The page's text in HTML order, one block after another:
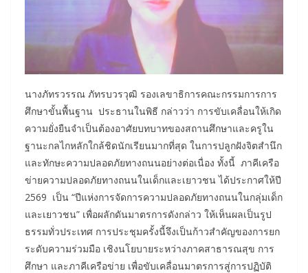
นางภัทรวรรณ ภัทรบวรวุฒิ รองเลขาธิการคณะกรรมการการ
ศึกษาขั้นพื้นฐาน ประธานในพิธี กล่าวว่า การขับเคลื่อนให้เกิด
ความยั่งยืนจำเป็นต้องอาศัยบทบาทของสถานศึกษาและครูใน
ฐานะกลไกหลักใกล้ชิดนักเรียนมากที่สุด ในการปลูกฝังจิตสำนึก
และทักษะความปลอดภัยทางถนนอย่างต่อเนื่อง ทั้งนี้ ภาคีเครือ
ข่ายความปลอดภัยทางถนนในเด็กและเยาวชน ได้ประกาศให้ปี
2569 เป็น “ปีแห่งการจัดการความปลอดภัยทางถนนในกลุ่มเด็ก
และเยาวชน” เพื่อผลักดันมาตรการดังกล่าว ให้เห็นผลเป็นรูป
ธรรมทั่วประเทศ การประชุมครั้งนี้จึงเป็นก้าวสำคัญของการยก
ระดับความร่วมมือ เชิงนโยบายระหว่างภาคสาธารณสุข การ
ศึกษา และภาคีเครือข่าย เพื่อขับเคลื่อนมาตรการสู่การปฏิบัติ